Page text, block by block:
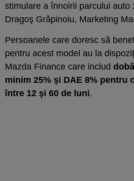
stimulare a înnoirii parcului auto
Dragoş Grăpinoiu, Marketing
Persoanele care doresc să
pentru acest model au la
Mazda Finance care includ
minim 25% şi DAE 8% pentru
între 12 şi 60 de luni.